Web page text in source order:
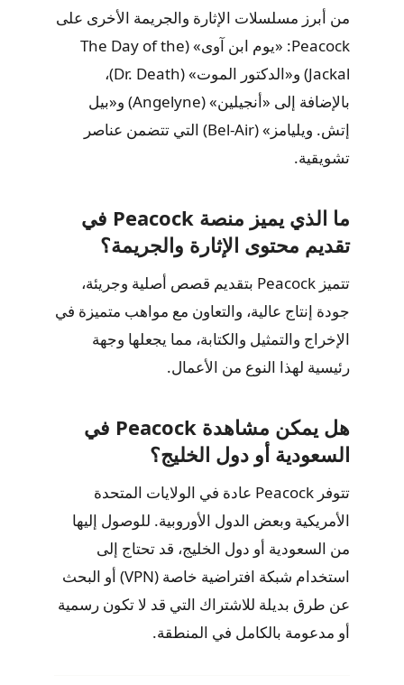
من أبرز مسلسلات الإثارة والجريمة الأخرى على
Peacock: «يوم ابن آوى» (The Day of the
Jackal) و«الدكتور الموت» (Dr. Death)،
بالإضافة إلى «أنجيلين» (Angelyne) و«بيل
إتش. ويليامز» (Bel-Air) التي تتضمن عناصر
تشويقية.
ما الذي يميز منصة Peacock في
تقديم محتوى الإثارة والجريمة؟
تتميز Peacock بتقديم قصص أصلية وجريئة،
جودة إنتاج عالية، والتعاون مع مواهب متميزة في
الإخراج والتمثيل والكتابة، مما يجعلها وجهة
رئيسية لهذا النوع من الأعمال.
هل يمكن مشاهدة Peacock في
السعودية أو دول الخليج؟
تتوفر Peacock عادة في الولايات المتحدة
الأمريكية وبعض الدول الأوروبية. للوصول إليها
من السعودية أو دول الخليج، قد تحتاج إلى
استخدام شبكة افتراضية خاصة (VPN) أو البحث
عن طرق بديلة للاشتراك التي قد لا تكون رسمية
أو مدعومة بالكامل في المنطقة.